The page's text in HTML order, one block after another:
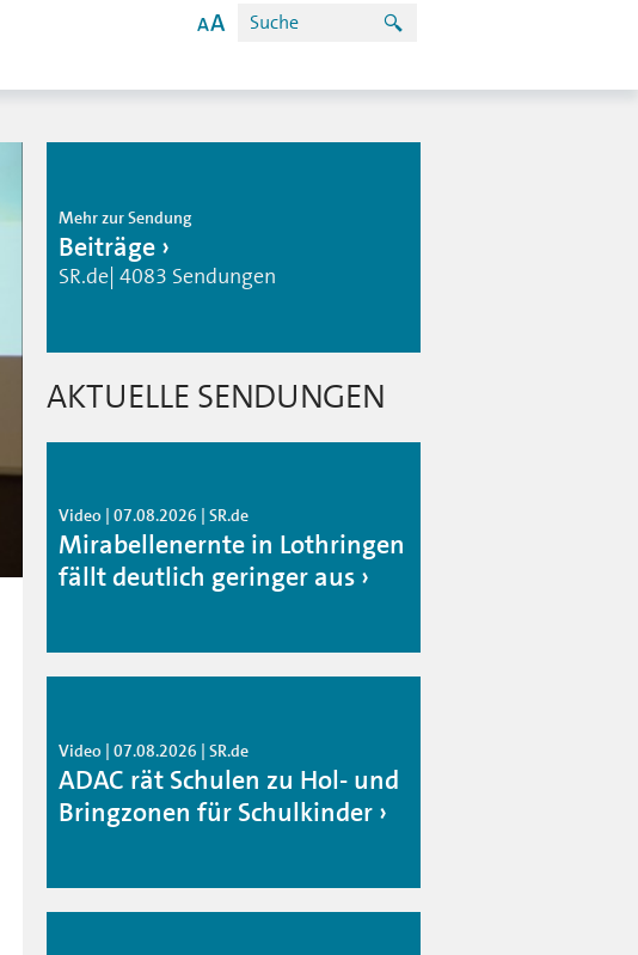
Mehr zur Sendung
Beiträge
SR.de| 4083 Sendungen
AKTUELLE SENDUNGEN
Video | 07.08.2026 | SR.de
Mirabellenernte in Lothringen
fällt deutlich geringer aus
Video | 07.08.2026 | SR.de
ADAC rät Schulen zu Hol- und
Bringzonen für Schulkinder